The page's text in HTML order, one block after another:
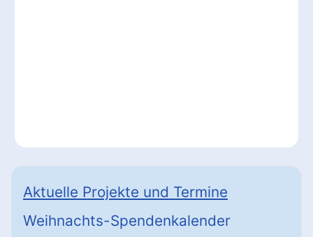
Aktuelle Projekte und Termine
Weihnachts-Spendenkalender